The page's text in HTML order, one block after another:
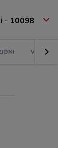
- 10098
VIAGGI